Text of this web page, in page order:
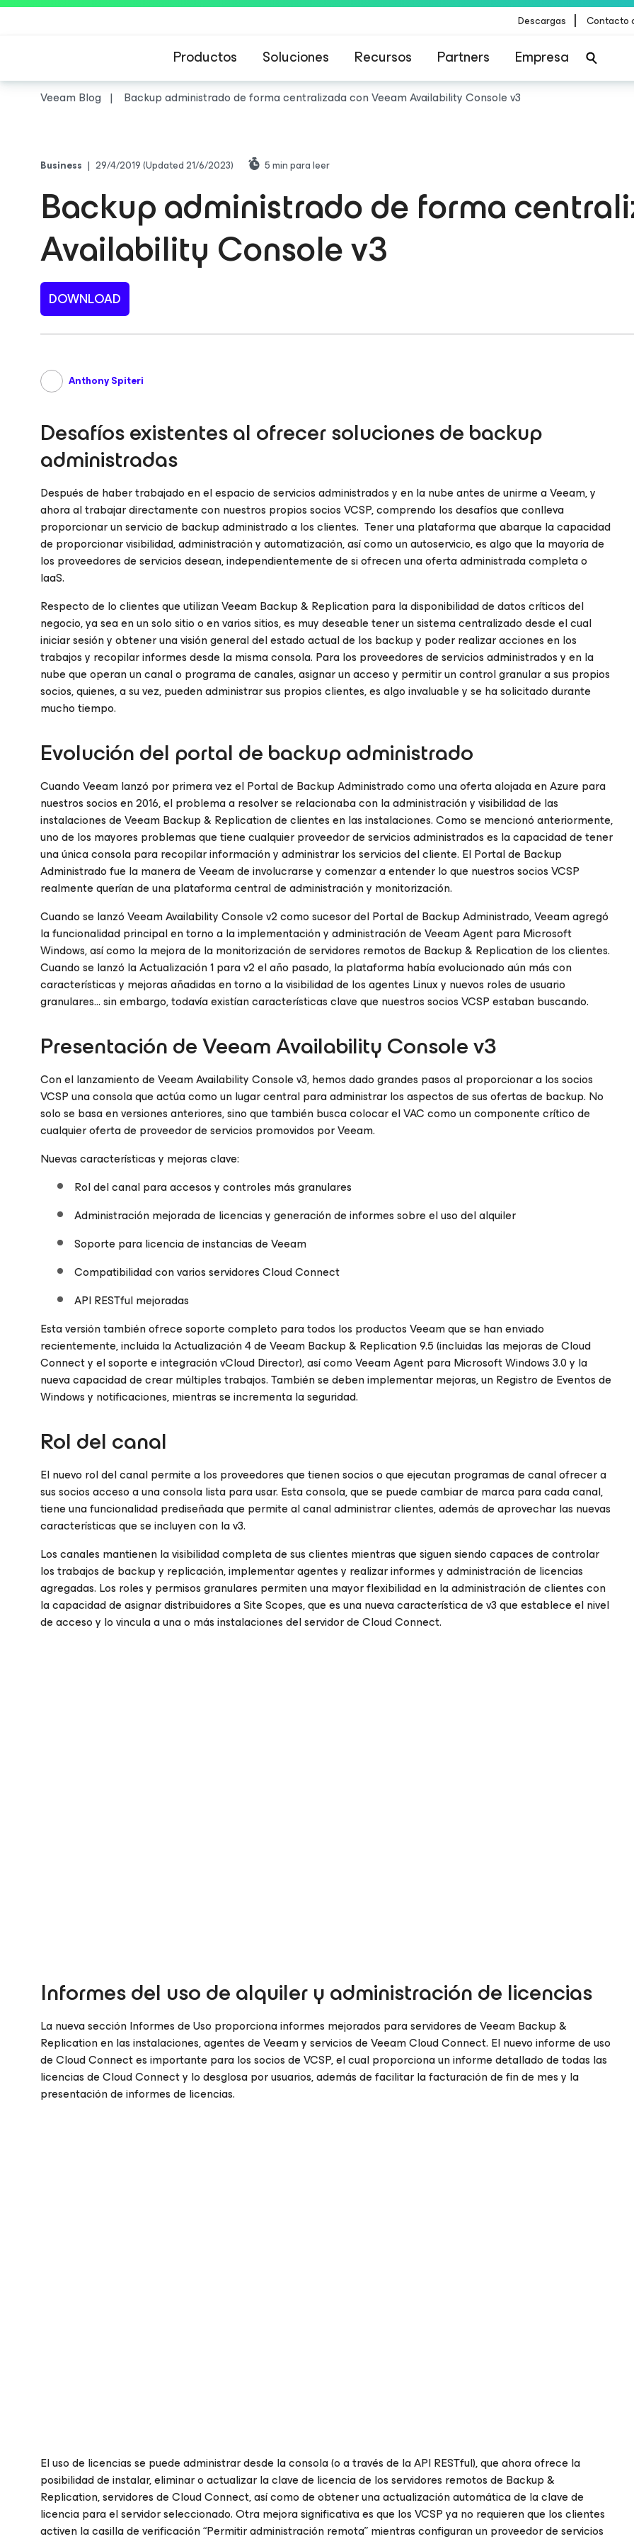
Descargas | Contacto
Productos Soluciones Recursos Partners Empresa
Veeam Blog Backup administrado de forma centralizada con Veeam Availability Console v3
Business | 29/4/2019(Updated 21/6/2023) 5min para leer
Backup administrado de forma
Availability Console v3
DOWNLOAD
Anthony Spiteri
Desafíos existentes al ofrecer soluciones de backup
administradas
Después de haber trabajado en el espacio de servicios administrados y en la nube antes de unirme a Veeam, y
ahora al trabajar directamente con nuestros propios socios VCSP, comprendo los desafíos que conlleva
proporcionar un servicio de backup administrado a los clientes. Tener una plataforma que abarque la capacidad
de proporcionar visibilidad, administración y automatización, así como un autoservicio, es algo que la mayoría de
los proveedores de servicios desean, independientemente de si ofrecen una oferta administrada completa o
IaaS.
Respecto de lo clientes que utilizan Veeam Backup & Replication para la disponibilidad de datos críticos del
negocio, ya sea en un solo sitio o en varios sitios, es muy deseable tener un sistema centralizado desde el cual
iniciar sesión y obtener una visión general del estado actual de los backup y poder realizar acciones en los
trabajos y recopilar informes desde la misma consola. Para los proveedores de servicios administrados y en la
nube que operan un canal o programa de canales, asignar un acceso y permitir un control granular a sus propios
socios, quienes, a su vez, pueden administrar sus propios clientes, es algo invaluable y se ha solicitado durante
mucho tiempo.
Evolución del portal de backup administrado
Cuando Veeam lanzó por primera vez el Portal de Backup Administrado como una oferta alojada en Azure para
nuestros socios en 2016, el problema a resolver se relacionaba con la administración y visibilidad de las
instalaciones de Veeam Backup & Replication de clientes en las instalaciones. Como se mencionó anteriormente,
uno de los mayores problemas que tiene cualquier proveedor de servicios administrados es la capacidad de tener
una única consola para recopilar información y administrar los servicios del cliente. El Portal de Backup
Administrado fue la manera de Veeam de involucrarse y comenzar a entender lo que nuestros socios VCSP
realmente querían de una plataforma central de administración y monitorización.
Cuando se lanzó Veeam Availability Console v2 como sucesor del Portal de Backup Administrado, Veeam agregó
la funcionalidad principal en torno a la implementación y administración de Veeam Agentpara Microsoft
Windows, así como la mejora de la monitorización de servidores remotos de Backup & Replication de los clientes.
Cuando se lanzó la Actualización 1 para v2 el año pasado, la plataforma había evolucionado aún más con
características y mejoras añadidas en torno a la visibilidad de los agentes Linux y nuevos roles de usuario
granulares… sin embargo, todavía existían características clave que nuestros socios VCSP estaban buscando.
Presentación de Veeam Availability Console v3
Con el lanzamiento de Veeam Availability Console v3, hemos dado grandes pasos al proporcionar a los socios
VCSP una consola que actúa como un lugar central para administrar los aspectos de sus ofertas de backup. No
solo se basa en versiones anteriores, sino que también busca colocar el VAC como un componente crítico de
cualquier oferta de proveedor de servicios promovidos por Veeam.
Nuevas características y mejoras clave:
Rol del canal para accesos y controles más granulares
Administración mejorada de licencias y generación de informes sobre el uso del alquiler
Soporte para licencia de instancias de Veeam
Compatibilidad con varios servidores Cloud Connect
API RESTful mejoradas
Esta versión también ofrece soporte completo para todos los productos Veeam que se han enviado
recientemente, incluida la Actualización 4 de Veeam Backup & Replication 9.5 (incluidas las mejoras de Cloud
Connect y el soporte e integración vCloud Director), así como Veeam Agentpara Microsoft Windows 3.0y la
nueva capacidad de crear múltiples trabajos. También se deben implementar mejoras, un Registro de Eventos de
Windows y notificaciones, mientras se incrementa la seguridad.
Rol del canal
El nuevo rol del canal permite a los proveedores que tienen socios o que ejecutan programas de canal ofrecer a
sus socios acceso a una consola lista para usar. Esta consola, que se puede cambiar de marca para cada canal,
tiene una funcionalidad prediseñada que permite al canal administrar clientes, además de aprovechar las nuevas
características que se incluyen con la v3.
Los canales mantienen la visibilidad completa de sus clientes mientras que siguen siendo capaces de controlar
los trabajos de backup y replicación, implementar agentes y realizar informes y administración de licencias
agregadas. Los roles y permisos granulares permiten una mayor flexibilidad en la administración de clientes con
la capacidad de asignar distribuidores a Site Scopes, que es una nueva característica de v3 que establece el nivel
de acceso y lo vincula a una o más instalaciones del servidor de Cloud Connect.
Informes del uso de alquiler y administración de licencias
La nueva sección Informes de Uso proporciona informes mejorados para servidores de Veeam Backup &
Replication en las instalaciones, agentes de Veeam y servicios de Veeam Cloud Connect. El nuevo informe de uso
de Cloud Connect es importante para los socios de VCSP, el cual proporciona un informe detallado de todas las
licencias de Cloud Connect y lo desglosa por usuarios, además de facilitar la facturación de fin de mes y la
presentación de informes de licencias.
El uso de licencias se puede administrar desde la consola (o a través de la API RESTful), que ahora ofrece la
posibilidad de instalar, eliminar o actualizar la clave de licencia de los servidores remotos de Backup &
Replication, servidores de Cloud Connect, así como de obtener una actualización automática de la clave de
licencia para el servidor seleccionado. Otra mejora significativa es que los VCSP ya no requieren que los clientes
activen la casilla de verificación “Permitir administración remota” mientras configuran un proveedor de servicios